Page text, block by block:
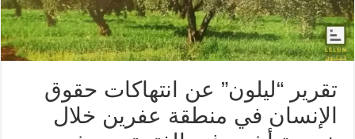
تقرير “ليلون” عن انتهاكات حقوق
الإنسان في منطقة عفرين خلال